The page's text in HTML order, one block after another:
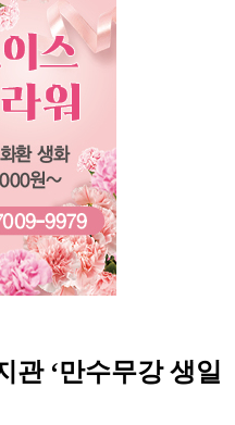
관 ‘만수무강 생일